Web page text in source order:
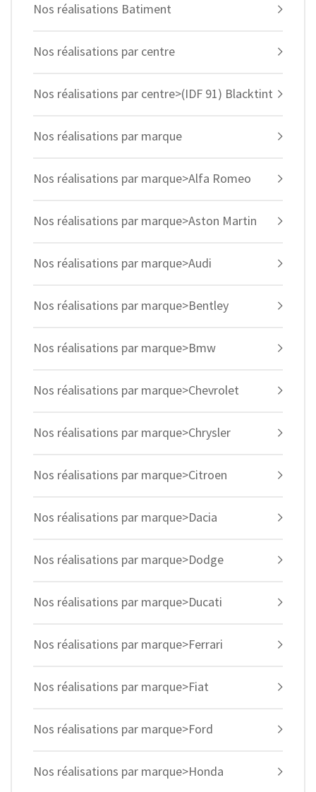
Nos réalisations Batiment
Nos réalisations par centre
Nos réalisations par centre>(IDF 91) Blacktint
Nos réalisations par marque
Nos réalisations par marque>Alfa Romeo
Nos réalisations par marque>Aston Martin
Nos réalisations par marque>Audi
Nos réalisations par marque>Bentley
Nos réalisations par marque>Bmw
Nos réalisations par marque>Chevrolet
Nos réalisations par marque>Chrysler
Nos réalisations par marque>Citroen
Nos réalisations par marque>Dacia
Nos réalisations par marque>Dodge
Nos réalisations par marque>Ducati
Nos réalisations par marque>Ferrari
Nos réalisations par marque>Fiat
Nos réalisations par marque>Ford
Nos réalisations par marque>Honda